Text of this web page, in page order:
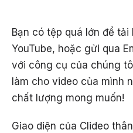
Bạn có tệp quá lớn để
YouTube, hoặc gửi qua
với công cụ của chúng
làm cho video của mình
chất lượng mong muốn!
Giao diện của Clideo